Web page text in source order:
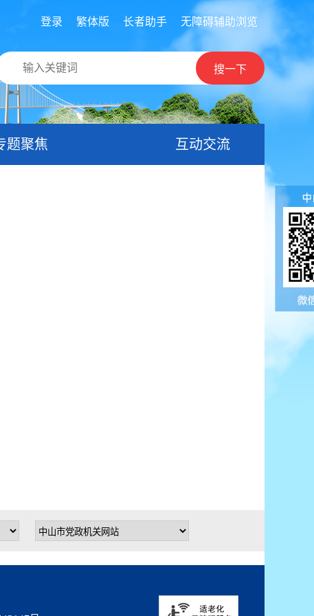
登录 繁体版 长者助手 无障碍辅助浏览
搜一下
题聚焦 互动交流